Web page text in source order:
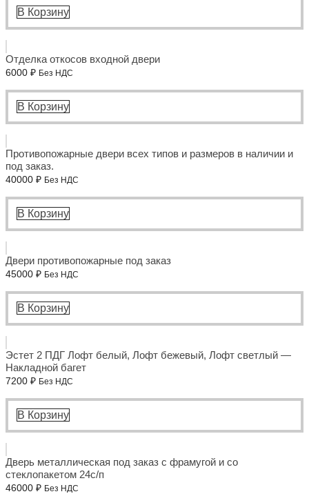
В Корзину
Отделка откосов входной двери
6000 ₽ Без НДС
В Корзину
Противопожарные двери всех типов и размеров в наличии и
под заказ.
40000 ₽ Без НДС
В Корзину
Двери противопожарные под заказ
45000 ₽ Без НДС
В Корзину
Эстет 2 ПДГ Лофт белый, Лофт бежевый, Лофт светлый —
Накладной багет
7200 ₽ Без НДС
В Корзину
Дверь металлическая под заказ с фрамугой и со
стеклопакетом 24с/п
46000 ₽ Без НДС